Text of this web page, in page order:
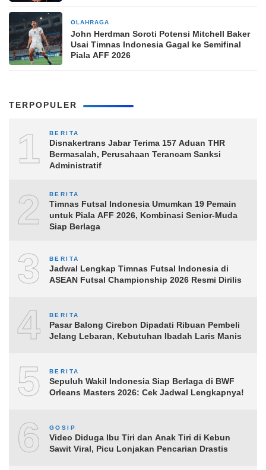
OLAHRAGA
John Herdman Soroti Potensi Mitchell Baker
Usai Timnas Indonesia Gagal ke Semifinal
Piala AFF 2026
TERPOPULER
1 BERITA
Disnakertrans Jabar Terima 157 Aduan THR
Bermasalah, Perusahaan Terancam Sanksi
Administratif
2 BERITA
Timnas Futsal Indonesia Umumkan 19 Pemain
untuk Piala AFF 2026, Kombinasi Senior-Muda
Siap Berlaga
3 BERITA
Jadwal Lengkap Timnas Futsal Indonesia di
ASEAN Futsal Championship 2026 Resmi Dirilis
4 BERITA
Pasar Balong Cirebon Dipadati Ribuan Pembeli
Jelang Lebaran, Kebutuhan Ibadah Laris Manis
5 BERITA
Sepuluh Wakil Indonesia Siap Berlaga di BWF
Orleans Masters 2026: Cek Jadwal Lengkapnya!
6 GOSIP
Video Diduga Ibu Tiri dan Anak Tiri di Kebun
Sawit Viral, Picu Lonjakan Pencarian Drastis